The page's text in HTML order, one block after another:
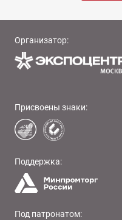
Организатор:
Присвоены знаки:
Поддержка:
Под патронатом: